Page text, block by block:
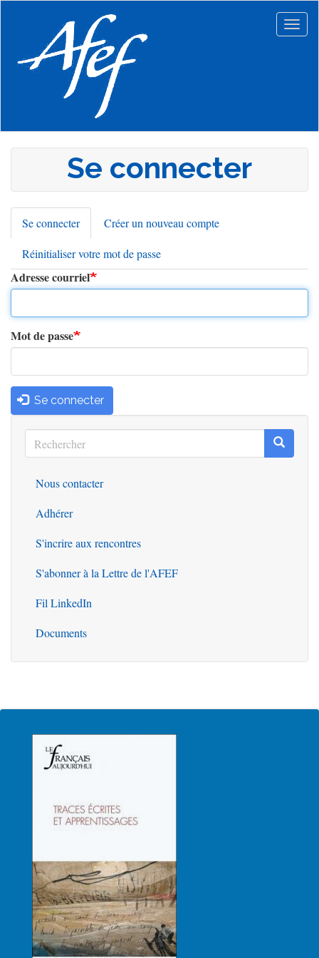
principal
Se connecter
Onglets
principaux
Se connecter(onglet
actif)
Créer un nouveau compte
Réinitialiser votre mot de passe
Adresse courriel
Mot de passe
Se connecter
Rechercher
Rechercher
Outils
Nous contacter
Adhérer
S'incrire aux rencontres
S'abonner à la Lettre de l'AFEF
Fil LinkedIn
Documents